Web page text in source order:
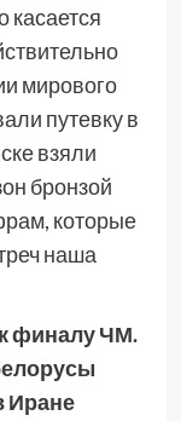
касается
мирового
путевку в
взяли
бронзой
которые
наша
финалу ЧМ.
Иране